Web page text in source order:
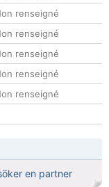
renseigné
renseigné
renseigné
renseigné
renseigné
en partner